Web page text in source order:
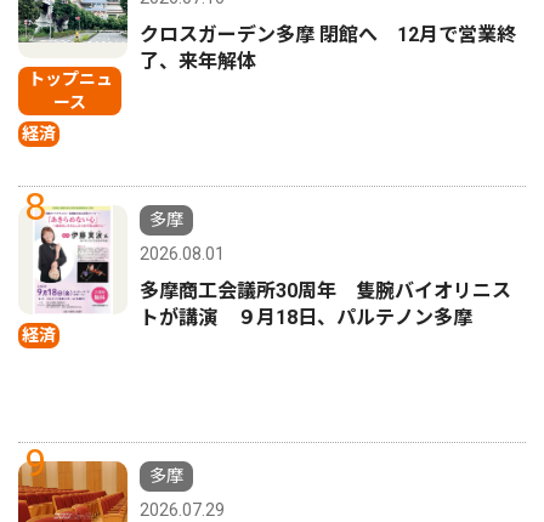
トップニュ
ース
経済
クロスガーデン多摩 閉館へ 12月で営業終
了、来年解体
8
経済
多摩
2026.08.01
多摩商工会議所30周年 隻腕バイオリニス
トが講演 ９月18日、パルテノン多摩
9
多摩
2026.07.29